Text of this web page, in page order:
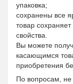
упаковка;
сохранены все
товар
свойства.
Вы можете
касающимся
приобретения
По вопросам,